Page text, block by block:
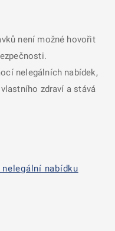
není možné hovořit
nelegálních nabídek,
zdraví a stává
nabídku